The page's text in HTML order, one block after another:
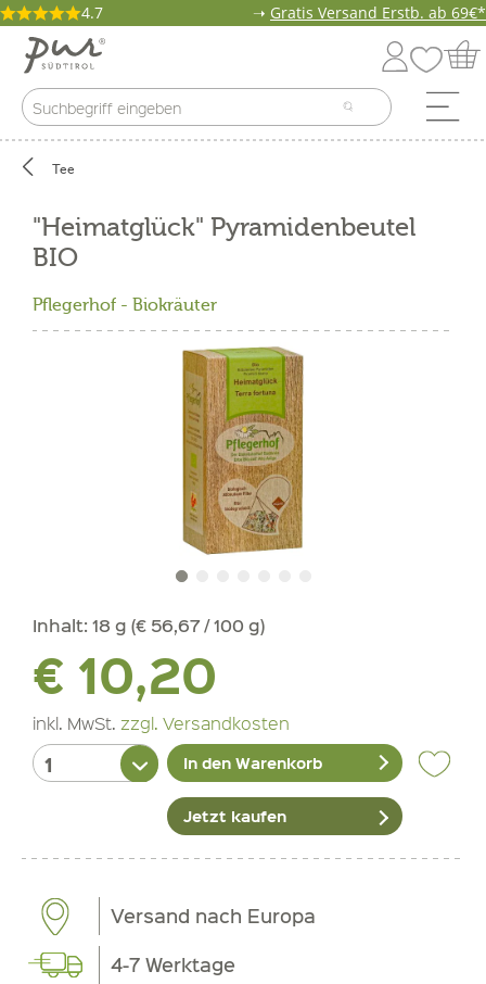
4.7 ➝ Gratis Versand Erstb. ab 69€*
Tee
"Heimatglück" Pyramidenbeutel
BIO
Pflegerhof - Biokräuter
Inhalt: 18 g (€ 56,67 / 100 g)
€ 10,20
inkl. MwSt. zzgl. Versandkosten
In den Warenkorb
Jetzt kaufen
Versand nach Europa
4-7 Werktage